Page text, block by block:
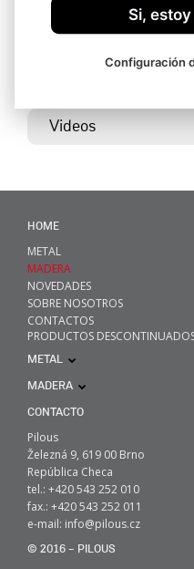
Especificaciones
Videos
HOME
METAL
MADERA
NOVEDADES
SOBRE NOSOTROS
CONTACTOS
PRODUCTOS
METAL
MADERA
CONTACTO
Pilous
Železná 9, 619 00 Brno
República Checa
tel.: +420 543 252 010
fax.: +420 543 252 011
e-mail: info@pilous.cz
© 2016 – PILOUS
Si,
Configuración